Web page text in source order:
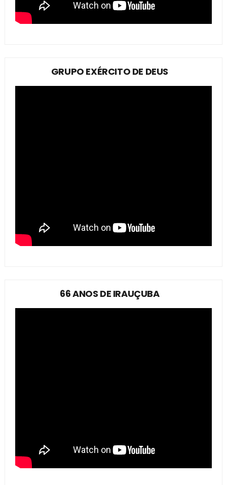
GRUPO EXÉRCITO DE DEUS
66 ANOS DE IRAUÇUBA